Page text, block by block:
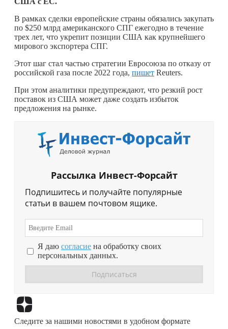
В рамках сделки европейские страны обязались закупать
по $250 млрд американского СПГ ежегодно в течение
трех лет, что укрепит позиции США как крупнейшего
мирового экспортера СПГ.
Этот шаг стал частью стратегии Евросоюза по отказу от
российской газа после 2022 года, пишет Reuters.
При этом аналитики предупреждают, что резкий рост
поставок из США может даже создать избыток
предложения на рынке.
Рассылка Инвест-Форсайт
Подпишитесь и получайте популярные
статьи в вашем почтовом ящике.
Я даю согласие на обработку своих
персональных данных.
Следите за нашими новостями в удобном формате